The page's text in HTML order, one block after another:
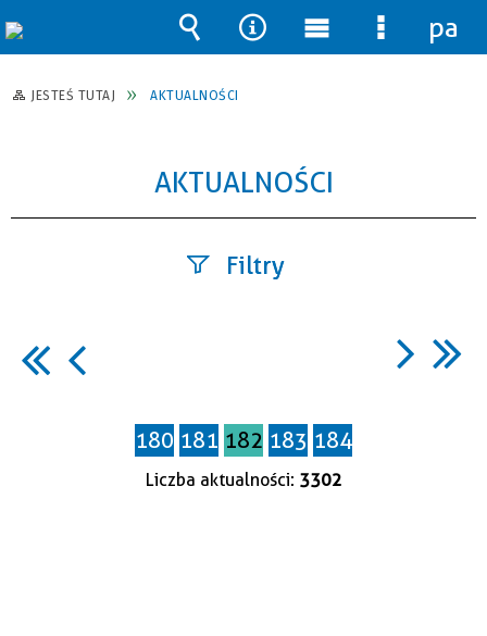
JESTEŚ TUTAJ AKTUALNOŚCI
AKTUALNOŚCI
Filtry
Data
publikacji
180 181 182 183 184
Liczba aktualności: 3302
Wyszukiwarka
Narzędzia
MenuMenu